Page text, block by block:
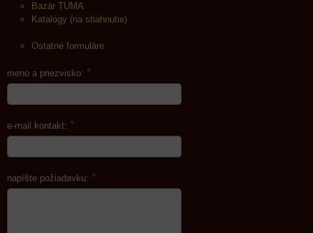
Bazár TUMA
Katalógy (na stiahnutie)
Ostatné formuláre
meno a priezvisko: *
e-mail kontakt: *
napíšte požiadavku: *